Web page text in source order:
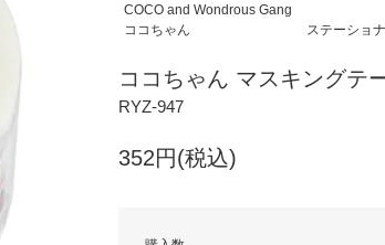
COCO and Wondrous Gang
ココちゃん
ステーショ
ココちゃん マスキングテ
RYZ-947
352円(税込)